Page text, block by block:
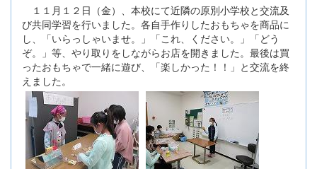
１１月１２日（金）、本校にて近隣の原別小学校と交流及
び共同学習を行いました。各自手作りしたおもちゃを商品に
し、「いらっしゃいませ。」「これ、ください。」「どう
ぞ。」等、やり取りをしながらお店を開きました。最後は買
ったおもちゃで一緒に遊び、「楽しかった！！」と交流を終
えました。